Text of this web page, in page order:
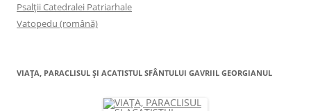
Psalţii Catedralei Patriarhale
Vatopedu (română)
VIAŢA, PARACLISUL ŞI ACATISTUL SFÂNTULUI GAVRIIL GEORGIANUL